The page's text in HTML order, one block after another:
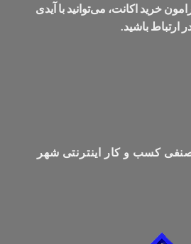
خرید اکانت، می‌توانید با آیدی
کسب و کار اینترنتی شهر